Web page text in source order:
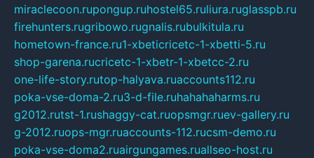
miraclecoon.rupongup.ruhostel65.ruliura.ruglasspb.ru
firehunters.rugribowo.rugnalis.rubulkitula.ru
hometown-france.ru1-xbeticricetc-1-xbetti-5.ru
shop-garena.rucricetc-1-xbetr-1-xbetcc-2.ru
one-life-story.rutop-halyava.ruaccounts112.ru
poka-vse-doma-2.ru3-d-file.ruhahahaharms.ru
g2012.rutst-1.rushaggy-cat.ruopsmgr.ruev-gallery.ru
g-2012.ruops-mgr.ruaccounts-112.rucsm-demo.ru
poka-vse-doma2.ruairgungames.ruallseo-host.ru